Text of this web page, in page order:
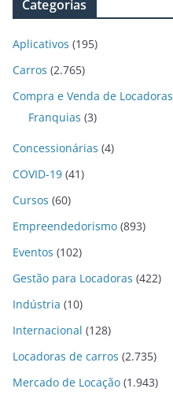
Categorias
Aplicativos (195)
Carros (2.765)
Compra e Venda de Locadoras
Franquias (3)
Concessionárias (4)
COVID-19 (41)
Cursos (60)
Empreendedorismo (893)
Eventos (102)
Gestão para Locadoras (422)
Indústria (10)
Internacional (128)
Locadoras de carros (2.735)
Mercado de Locação (1.943)